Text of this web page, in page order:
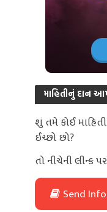
માહિતીનું દાન
શું તમે કોઈ
ઈચ્છો છો?
તો નીચેની લીન્ક
Send